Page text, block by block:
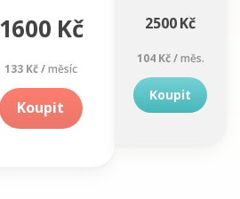
1600 Kč
133 Kč /měsíc
Koupit
2500 Kč
104 Kč /měs.
Koupit